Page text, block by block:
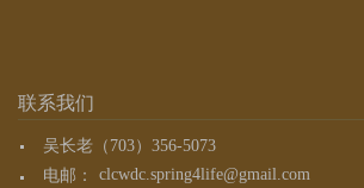
联系我们
吴长老（703）356-5073
电邮：
clcwdc.spring4life@gmail.com